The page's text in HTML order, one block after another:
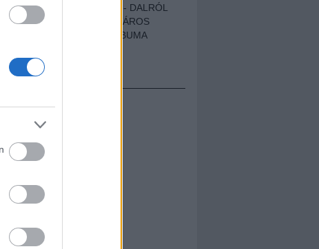
ELLOPOTT FÖLDIG - DALRÓL
DALRA A KÉPZELT VÁROS
SAMIZDAT CÍMŰ ALBUMA